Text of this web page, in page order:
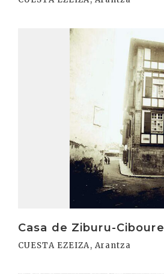
Casa de Ziburu-Ciboure
CUESTA EZEIZA, Arantza